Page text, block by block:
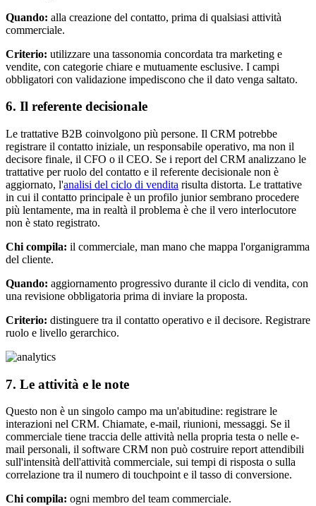
Quando: alla creazione del contatto, prima di qualsiasi attività
commerciale.
Criterio: utilizzare una tassonomia concordata tra marketing e
vendite, con categorie chiare e mutuamente esclusive. I campi
obbligatori con validazione impediscono che il dato venga saltato.
6. Il referente decisionale
Le trattative B2B coinvolgono più persone. Il CRM potrebbe
registrare il contatto iniziale, un responsabile operativo, ma non il
decisore finale, il CFO o il CEO. Se i report del CRM analizzano le
trattative per ruolo del contatto e il referente decisionale non è
aggiornato, l'analisi del ciclo di vendita risulta distorta. Le trattative
in cui il contatto principale è un profilo junior sembrano procedere
più lentamente, ma in realtà il problema è che il vero interlocutore
non è stato registrato.
Chi compila: il commerciale, man mano che mappa l'organigramma
del cliente.
Quando: aggiornamento progressivo durante il ciclo di vendita, con
una revisione obbligatoria prima di inviare la proposta.
Criterio: distinguere tra il contatto operativo e il decisore. Registrare
ruolo e livello gerarchico.
7. Le attività e le note
Questo non è un singolo campo ma un'abitudine: registrare le
interazioni nel CRM. Chiamate, e-mail, riunioni, messaggi. Se il
commerciale tiene traccia delle attività nella propria testa o nelle e-
mail personali, il software CRM non può costruire report attendibili
sull'intensità dell'attività commerciale, sui tempi di risposta o sulla
correlazione tra il numero di touchpoint e il tasso di conversione.
Chi compila: ogni membro del team commerciale.